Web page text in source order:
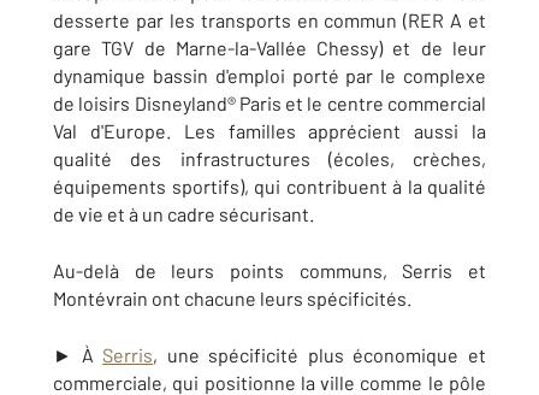
desserte par les transports en commun (RER A et
gare TGV de Marne-la-Vallée Chessy) et de leur
dynamique bassin d'emploi porté par le complexe
de loisirs Disneyland® Paris et le centre commercial
Val d'Europe. Les familles apprécient aussi la
qualité des infrastructures (écoles, crèches,
équipements sportifs), qui contribuent à la qualité
de vie et à un cadre sécurisant.
Au-delà de leurs points communs, Serris et
Montévrain ont chacune leurs spécificités.
► À Serris, une spécificité plus économique et
commerciale, qui positionne la ville comme le pôle